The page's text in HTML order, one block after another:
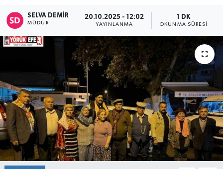
SELVA DEMIR
MÜDÜR
20.10.2025 - 12:02
YAYINLANMA
1 DK
OKUNMA SÜRESI